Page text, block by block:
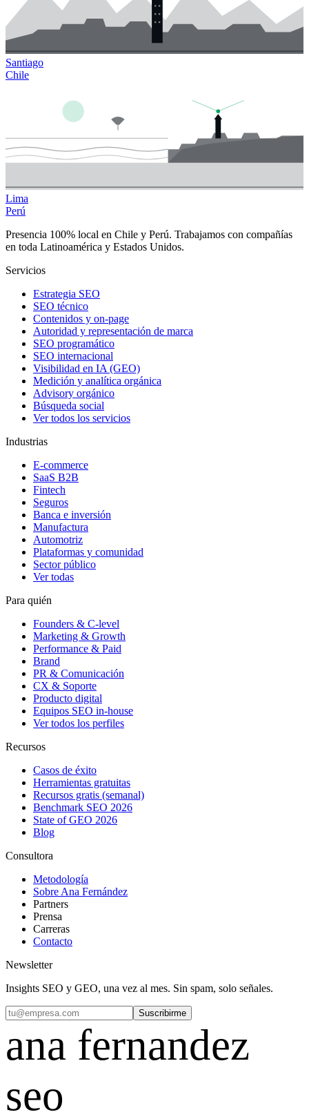
Santiago
Chile
Lima
Perú
Presencia 100% local en Chile y Perú. Trabajamos con compañías
en toda Latinoamérica y Estados Unidos.
Servicios
Estrategia SEO
SEO técnico
Contenidos y on-page
Autoridad y representación de marca
SEO programático
SEO internacional
Visibilidad en IA (GEO)
Medición y analítica orgánica
Advisory orgánico
Búsqueda social
Ver todos los servicios
Industrias
E-commerce
SaaS B2B
Fintech
Seguros
Banca e inversión
Manufactura
Automotriz
Plataformas y comunidad
Sector público
Ver todas
Para quién
Founders & C-level
Marketing & Growth
Performance & Paid
Brand
PR & Comunicación
CX & Soporte
Producto digital
Equipos SEO in-house
Ver todos los perfiles
Recursos
Casos de éxito
Herramientas gratuitas
Recursos gratis (semanal)
Benchmark SEO 2026
State of GEO 2026
Blog
Consultora
Metodología
Sobre Ana Fernández
Partners
Prensa
Carreras
Contacto
Newsletter
Insights SEO y GEO, una vez al mes. Sin spam, solo señales.
Suscribirme
ana fernandez
seo